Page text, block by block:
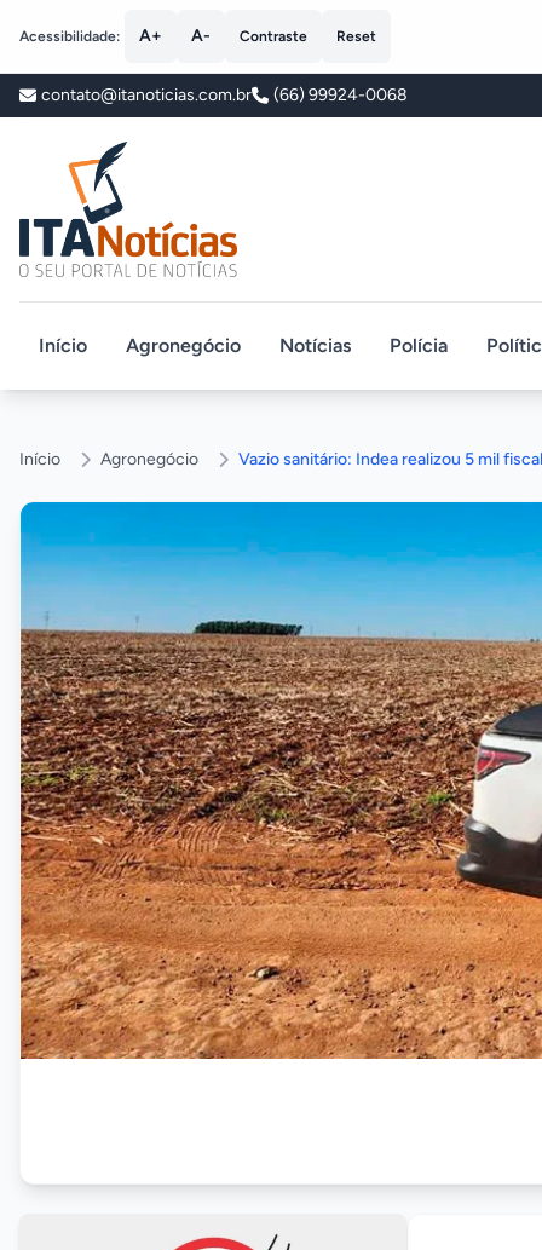
Acessibilidade: A+ A- Contraste Reset
contato@itanoticias.com.br (66) 99924-0068
ITA Notícias
Início Agronegócio Notícias Polícia
Início Agronegócio Vazio sanitário: Indea realizou 5 mil